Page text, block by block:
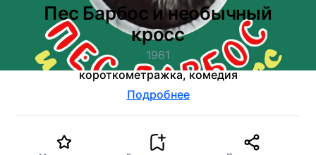
Пес Барбос и необычный
кросс
1961
короткометражка, комедия
Подробнее